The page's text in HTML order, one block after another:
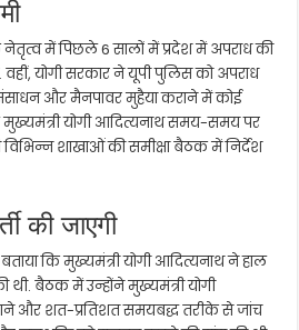
में पिछले 6 सालों में प्रदेश में अपराध की
योगी सरकार ने यूपी पुलिस को अपराध
और मैनपावर मुहैया कराने में कोई
योगी आदित्यनाथ समय-समय पर
शाखाओं की समीक्षा बैठक में निर्देश
की जाएगी
कि मुख्यमंत्री योगी आदित्यनाथ ने हाल
थी. बैठक में उन्होंने मुख्यमंत्री योगी
और शत-प्रतिशत समयबद्ध तरीके से जांच